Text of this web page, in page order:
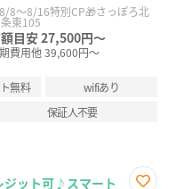
8～8/16特別CP🎁さっぽろ北
東105
目安 27,500円～
費用他 39,600円～
無料
wifiあり
保証人不要
ジット可♪スマート